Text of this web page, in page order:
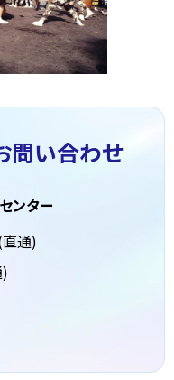
問い合わせ
ンター
通)